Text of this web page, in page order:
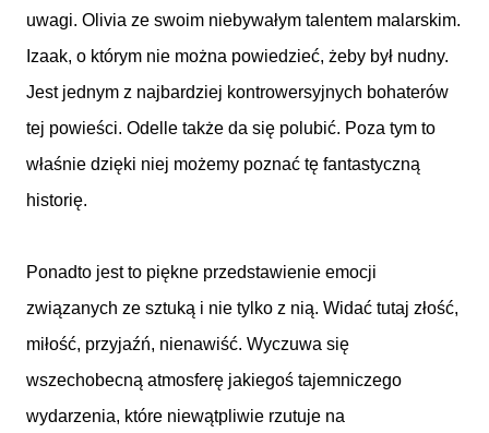
uwagi. Olivia ze swoim niebywałym talentem malarskim.
Izaak, o którym nie można powiedzieć, żeby był nudny.
Jest jednym z najbardziej kontrowersyjnych bohaterów
tej powieści. Odelle także da się polubić. Poza tym to
właśnie dzięki niej możemy poznać tę fantastyczną
historię.
Ponadto jest to piękne przedstawienie emocji
związanych ze sztuką i nie tylko z nią. Widać tutaj złość,
miłość, przyjaźń, nienawiść. Wyczuwa się
wszechobecną atmosferę jakiegoś tajemniczego
wydarzenia, które niewątpliwie rzutuje na